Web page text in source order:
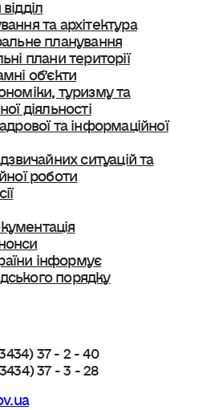
та архітектура
планування
плани території
об’єкти
туризму та
діяльності
та інформаційної
ситуацій та
роботи
інформує
порядку
37 - 2 - 40
37 - 3 - 28